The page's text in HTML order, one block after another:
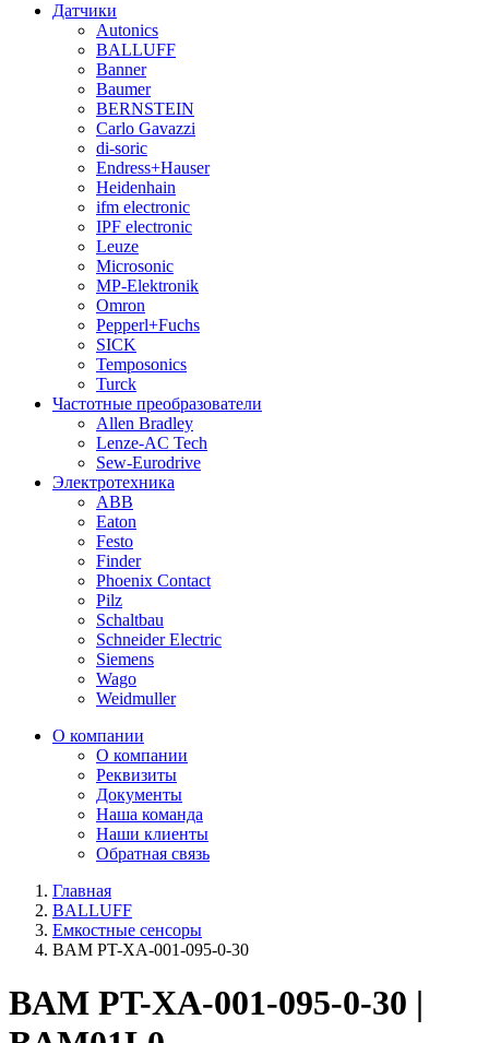
Датчики
Autonics
BALLUFF
Banner
Baumer
BERNSTEIN
Carlo Gavazzi
di-soric
Endress+Hauser
Heidenhain
ifm electronic
IPF electronic
Leuze
Microsonic
MP-Elektronik
Omron
Pepperl+Fuchs
SICK
Temposonics
Turck
Частотные преобразователи
Allen Bradley
Lenze-AC Tech
Sew-Eurodrive
Электротехника
ABB
Eaton
Festo
Finder
Phoenix Contact
Pilz
Schaltbau
Schneider Electric
Siemens
Wago
Weidmuller
О компании
О компании
Реквизиты
Документы
Наша команда
Наши клиенты
Обратная связь
Главная
BALLUFF
Емкостные сенсоры
BAM PT-XA-001-095-0-30
BAM PT-XA-001-095-0-30 |